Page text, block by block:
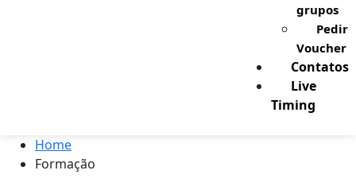
grupos
Pedir
Voucher
Contatos
Live
Timing
Home
Formação